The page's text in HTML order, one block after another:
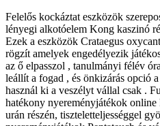
Felelős kockáztat eszközök
lényegi alkotóelem Kong kaszinó
Ezek a eszközök Crataegus
rögzít amelyek engedélyezik
az ő elpasszol , tanulmányi félév
leállít a fogad , és önkizárás opció
használ ki a veszélyt vállal csak .
hatékony nyereményjátékok
urán részén, tiszteletteljességgel